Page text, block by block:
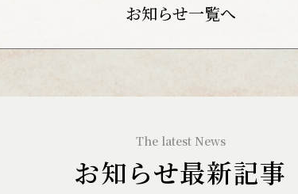
お知らせ一覧へ
お知らせ最新記事